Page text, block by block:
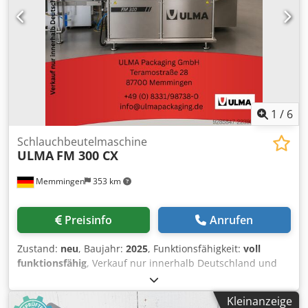
1 / 6
Memmingen 353 km
Schlauchbeutelmaschine
ULMA FM 300 CX
Preisinfo Anrufen
Zustand: neu, Baujahr: 2025, Funktionsfähigkeit: voll
funktionsfähig, Verkauf nur innerhalb Deutschland und
Österreich!!! Ulma FM 300 C X (WASH DOWN AUSFÜHRUNG)
Die ULMA FM 300 C X wurde entwickelt, um frische
Kleinanzeige